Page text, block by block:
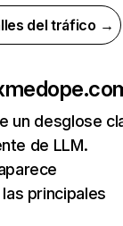
del tráfico →
un desglose
de LLM.
principales